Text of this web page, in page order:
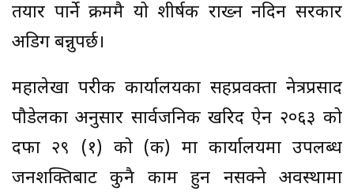
तयार पार्ने क्रममै यो शीर्षक राख्न नदिन सरकार
अडिग बन्नुपर्छ।
महालेखा परीक्षक कार्यालयका सहप्रवक्ता नेत्रप्रसाद
पौडेलका अनुसार सार्वजनिक खरिद ऐन २०६३ को
दफा २९ (१) को (क) मा कार्यालयमा उपलब्ध
जनशक्तिबाट कुनै काम हुन नसक्ने अवस्थामा